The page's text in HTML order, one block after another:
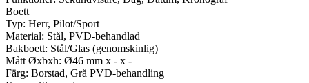
Boett
Typ: Herr, Pilot/Sport
Material: Stål, PVD-behandlad
Bakboett: Stål/Glas (genomskinlig)
Mått Øxbxh: Ø46 mm x - x -
Färg: Borstad, Grå PVD-behandling